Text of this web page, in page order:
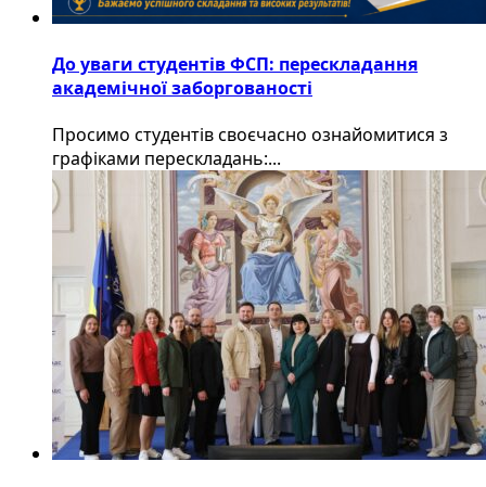
До уваги студентів ФСП: перескладання
академічної заборгованості
Просимо студентів своєчасно ознайомитися з
графіками перескладань:...